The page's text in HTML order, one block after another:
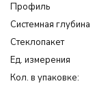
Профиль
Системная глубина
Cтеклопакет
Ед. измерения
Кол. в упаковке: